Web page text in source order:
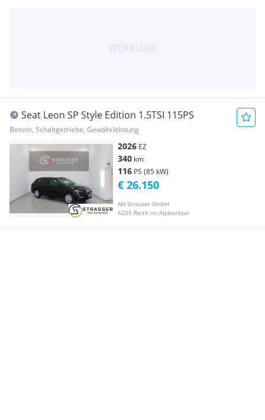
Seat Leon SP Style Edition 1.5TSI 115PS
Benzin, Schaltgetriebe, Gewährleistung
2026 EZ
340 km
116 PS (85 kW)
AH Strasser GmbH
6235 Reith im Alpbachtal
€ 26.150